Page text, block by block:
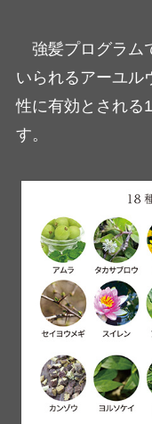
強髪プログラム
いられるアーユル
性に有効とされる
す。